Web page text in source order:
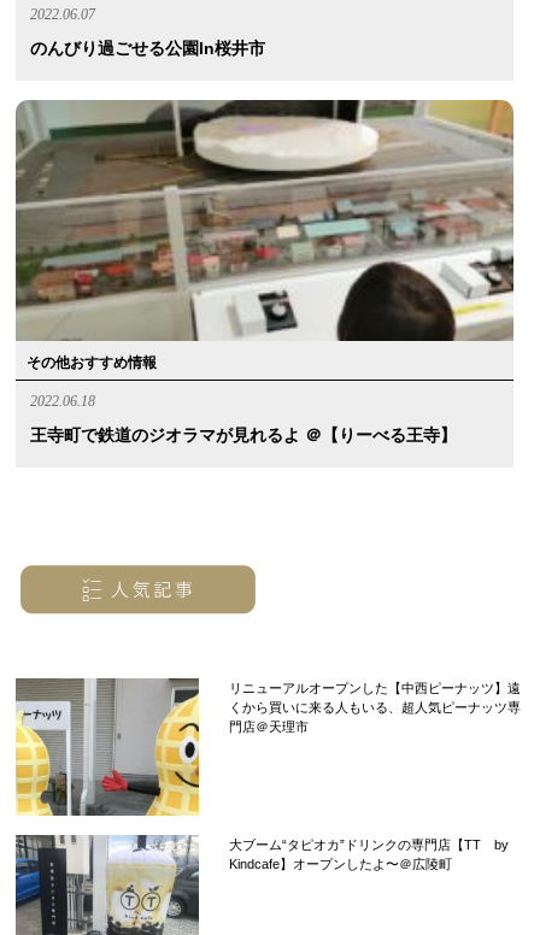
2022.06.07
のんびり過ごせる公園in桜井市
その他おすすめ情報
2022.06.18
王寺町で鉄道のジオラマが見れるよ ＠【りーべる王寺】
リニューアルオープンした【中西ピーナッツ】遠
くから買いに来る人もいる、超人気ピーナッツ専
門店＠天理市
大ブーム“タピオカ”ドリンクの専門店【TT by
Kindcafe】オープンしたよ〜＠広陵町